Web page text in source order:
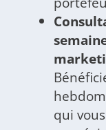
qui